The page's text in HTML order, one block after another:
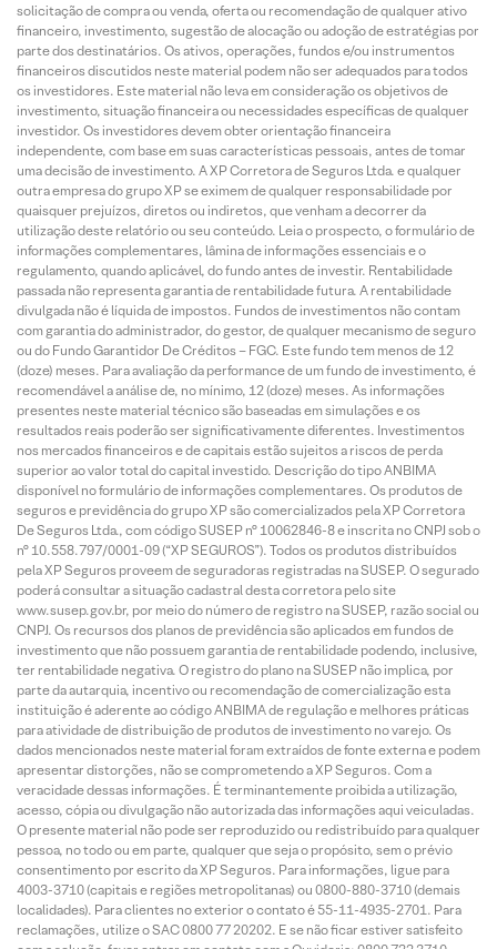
solicitação de compra ou venda, oferta ou recomendação de qualquer ativo
financeiro, investimento, sugestão de alocação ou adoção de estratégias por
parte dos destinatários. Os ativos, operações, fundos e/ou instrumentos
financeiros discutidos neste material podem não ser adequados para todos
os investidores. Este material não leva em consideração os objetivos de
investimento, situação financeira ou necessidades específicas de qualquer
investidor. Os investidores devem obter orientação financeira
independente, com base em suas características pessoais, antes de tomar
uma decisão de investimento. A XP Corretora de Seguros Ltda. e qualquer
outra empresa do grupo XP se eximem de qualquer responsabilidade por
quaisquer prejuízos, diretos ou indiretos, que venham a decorrer da
utilização deste relatório ou seu conteúdo. Leia o prospecto, o formulário de
informações complementares, lâmina de informações essenciais e o
regulamento, quando aplicável, do fundo antes de investir. Rentabilidade
passada não representa garantia de rentabilidade futura. A rentabilidade
divulgada não é líquida de impostos. Fundos de investimentos não contam
com garantia do administrador, do gestor, de qualquer mecanismo de seguro
ou do Fundo Garantidor De Créditos – FGC. Este fundo tem menos de 12
(doze) meses. Para avaliação da performance de um fundo de investimento, é
recomendável a análise de, no mínimo, 12 (doze) meses. As informações
presentes neste material técnico são baseadas em simulações e os
resultados reais poderão ser significativamente diferentes. Investimentos
nos mercados financeiros e de capitais estão sujeitos a riscos de perda
superior ao valor total do capital investido. Descrição do tipo ANBIMA
disponível no formulário de informações complementares. Os produtos de
seguros e previdência do grupo XP são comercializados pela XP Corretora
De Seguros Ltda., com código SUSEP n° 10062846-8 e inscrita no CNPJ sob o
n° 10.558.797/0001-09 (“XP SEGUROS”). Todos os produtos distribuídos
pela XP Seguros proveem de seguradoras registradas na SUSEP. O segurado
poderá consultar a situação cadastral desta corretora pelo site
www.susep.gov.br, por meio do número de registro na SUSEP, razão social ou
CNPJ. Os recursos dos planos de previdência são aplicados em fundos de
investimento que não possuem garantia de rentabilidade podendo, inclusive,
ter rentabilidade negativa. O registro do plano na SUSEP não implica, por
parte da autarquia, incentivo ou recomendação de comercialização esta
instituição é aderente ao código ANBIMA de regulação e melhores práticas
para atividade de distribuição de produtos de investimento no varejo. Os
dados mencionados neste material foram extraídos de fonte externa e podem
apresentar distorções, não se comprometendo a XP Seguros. Com a
veracidade dessas informações. É terminantemente proibida a utilização,
acesso, cópia ou divulgação não autorizada das informações aqui veiculadas.
O presente material não pode ser reproduzido ou redistribuído para qualquer
pessoa, no todo ou em parte, qualquer que seja o propósito, sem o prévio
consentimento por escrito da XP Seguros. Para informações, ligue para
4003-3710 (capitais e regiões metropolitanas) ou 0800-880-3710 (demais
localidades). Para clientes no exterior o contato é 55-11-4935-2701. Para
reclamações, utilize o SAC 0800 77 20202. E se não ficar estiver satisfeito